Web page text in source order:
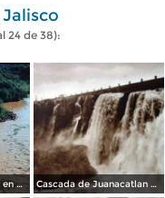
Jalisco
24 de 38):
Planta Hidroelectrica en El Salto de Juanacatlán Jalisco 1946 Cascada de Juanacatlan por el Fotógrafo Hugo Brehme.